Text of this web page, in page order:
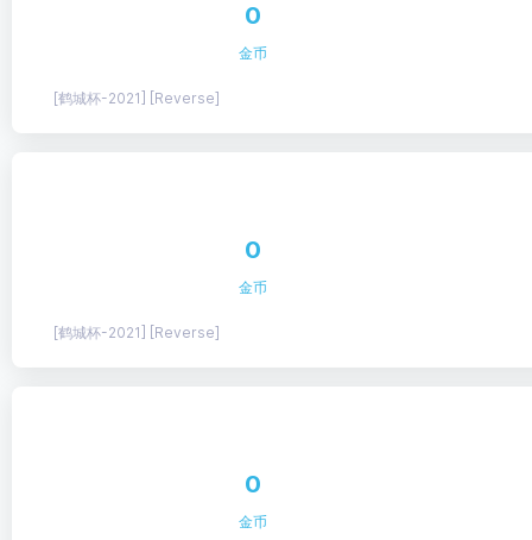
0
金币
[鹤城杯-2021] [Reverse]
0
金币
[鹤城杯-2021] [Reverse]
0
金币